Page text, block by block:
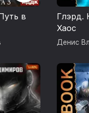
в
Глэрд.
Хаос
Денис